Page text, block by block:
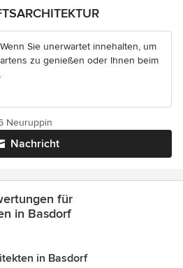
Wenn Sie unerwartet innehalten, um
zu genießen oder Ihnen beim
Nachricht
Neuruppin
für
in Basdorf
in Basdorf